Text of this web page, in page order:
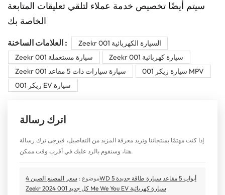
سيتم أيضًا تخصيص خدمة عملاء لتلقي تعليقات المتابعة
الخاصة بك
العلامات الساخنة :
Zeekr 001 السيارة الكهربائية
Zeekr 001 سيارة مستعملة
Zeekr 001 سيارة كهربائية
Zeekr 001 سيارة سيارات ذات 5 مقاعد
سيارة زيكر 001 MPV
زيكر 001 EV سيارة
اترك رسالة
إذا كنت مهتمًا بمنتجاتنا وتريد معرفة المزيد من التفاصيل، فيرجى ترك رسالة
هنا، وسنقوم بالرد عليك في أقرب وقت ممكن.
موضوع :
سعر المصنع الصين 4WD 5 أبواب 5 مقاعد سيارة طاقة جديدة
Zeekr كل جديد 001 2024 Me We You EV سيارة كهربائية